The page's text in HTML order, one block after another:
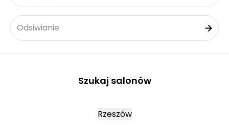
Odsiwianie
Szukaj salonów
Rzeszów